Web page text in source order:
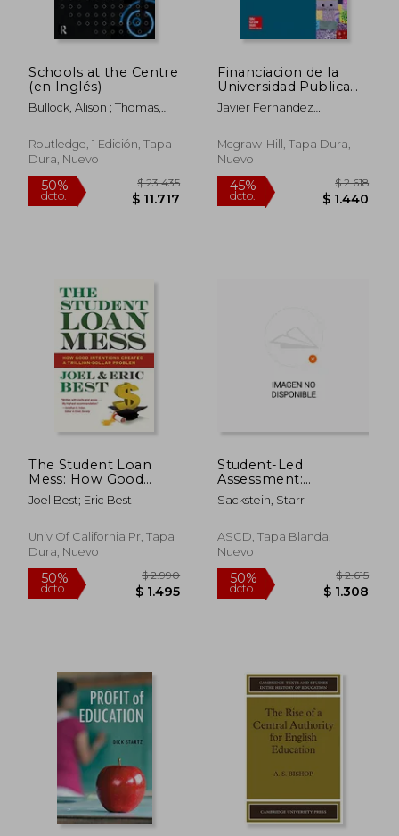
Schools at the Centre
(en Inglés)
Bullock, Alison ; Thomas,
Routledge, 1 Edición, Tapa
Dura, Nuevo
50%
dcto. $ 11.717
Financiacion de la
Universidad Publica
en Tiempos de Crisis
Javier Fernandez
Mcgraw-Hill, Tapa Dura,
Nuevo
45%
dcto.
The Student Loan
Mess: How Good
Intentions Created a
Trillion-Dollar
Joel Best; Eric Best
Univ Of California Pr, Tapa
Dura, Nuevo
50%
Student-Led
Assessment:
Promoting Agency
and Achievement
and Conferences (en
Inglés)
Sackstein, Starr
ASCD, Tapa Blanda,
Nuevo
50%